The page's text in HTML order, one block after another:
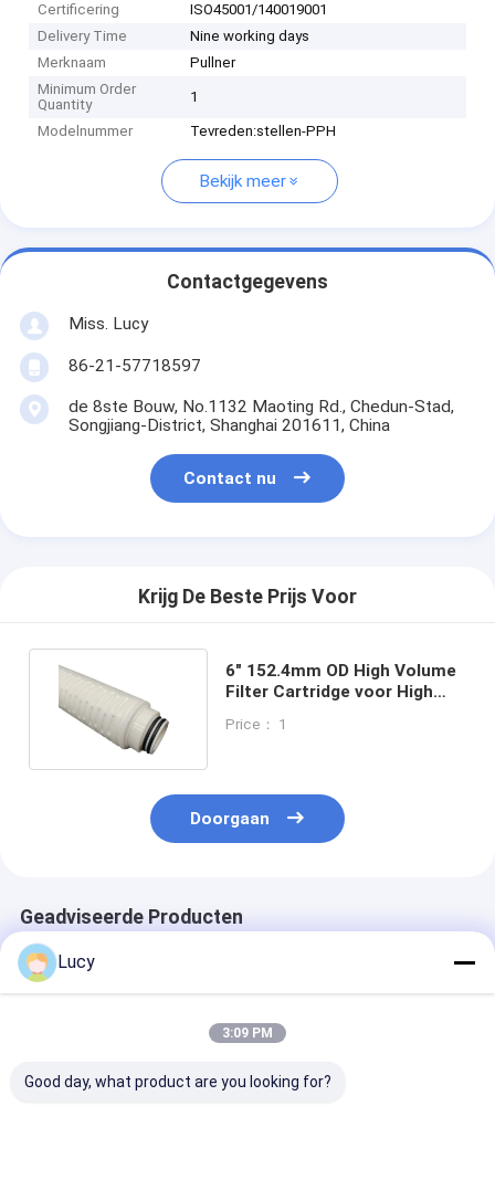
Certificering
ISO45001/140019001
Delivery Time
Nine working days
Merknaam
Pullner
Minimum Order
Quantity
1
Modelnummer Tevreden:stellen-PPH
Bekijk meer
Contactgegevens
Miss. Lucy
86-21-57718597
de 8ste Bouw, No.1132 Maoting Rd., Chedun-Stad,
Songjiang-District, Shanghai 201611, China
Contact nu
Krijg De Beste Prijs Voor
6" 152.4mm OD High Volume
Filter Cartridge voor High
Price： 1
Doorgaan
Geadviseerde Producten
Lucy
3:09 PM
Good day, what product are you looking for?